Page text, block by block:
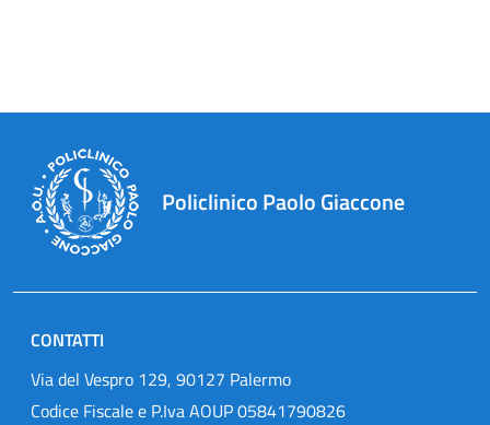
Policlinico Paolo Giaccone
CONTATTI
Via del Vespro 129, 90127 Palermo
Codice Fiscale e P.Iva AOUP 05841790826